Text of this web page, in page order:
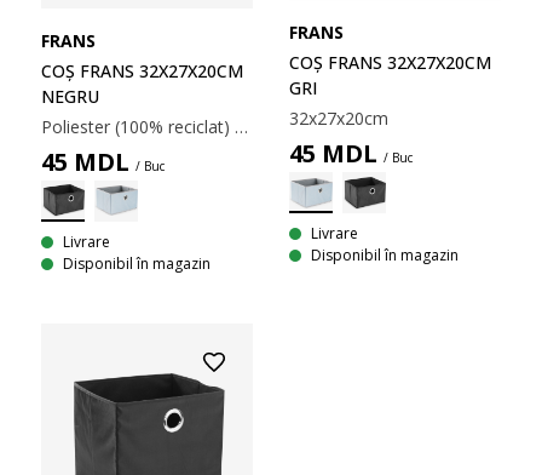
FRANS
COȘ FRANS 32X27X20CM
NEGRU
Poliester (100% reciclat) și polipropilenă. Dimensiuni: 32x27x20 cm.
45 MDL / Buc
Livrare
Disponibil în magazin
FRANS
COȘ FRANS 32X27X20CM
GRI
32x27x20cm
45 MDL / Buc
Livrare
Disponibil în magazin